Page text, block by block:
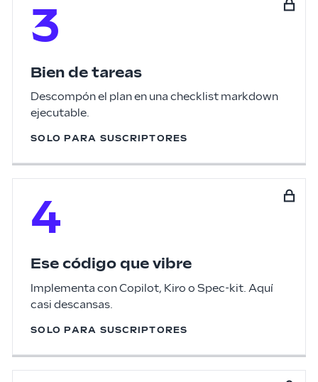
3
Bien de tareas
Descompón el plan en una checklist markdown
ejecutable.
SOLO PARA SUSCRIPTORES
4
Ese código que vibre
Implementa con Copilot, Kiro o Spec-kit. Aquí
casi descansas.
SOLO PARA SUSCRIPTORES